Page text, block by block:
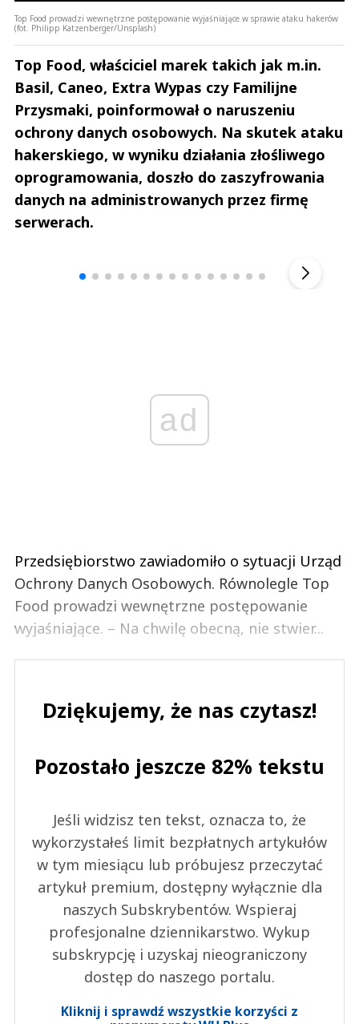
Top Food prowadzi wewnętrzne postępowanie wyjaśniające w sprawie ataku hakerów
(fot. Philipp Katzenberger/Unsplash)
Top Food, właściciel marek takich jak m.in.
Basil, Caneo, Extra Wypas czy Familijne
Przysmaki, poinformował o naruszeniu
ochrony danych osobowych. Na skutek ataku
hakerskiego, w wyniku działania złośliwego
oprogramowania, doszło do zaszyfrowania
danych na administrowanych przez firmę
serwerach.
ad
Przedsiębiorstwo zawiadomiło o sytuacji Urząd
Ochrony Danych Osobowych. Równolegle Top
Food prowadzi wewnętrzne postępowanie
wyjaśniające. – Na chwilę obecną, nie stwier...
Dziękujemy, że nas czytasz!
Pozostało jeszcze 82% tekstu
Jeśli widzisz ten tekst, oznacza to, że
wykorzystałeś limit bezpłatnych artykułów
w tym miesiącu lub próbujesz przeczytać
artykuł premium, dostępny wyłącznie dla
naszych Subskrybentów. Wspieraj
profesjonalne dziennikarstwo. Wykup
subskrypcję i uzyskaj nieograniczony
dostęp do naszego portalu.
Kliknij i sprawdź wszystkie korzyści z